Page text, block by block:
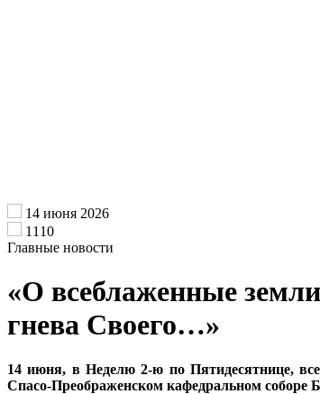
14 июня 2026
1110
Главные новости
«О всеблаженные
гнева Своего…»
14 июня, в Неделю 2-ю по Пятидесятнице,
Спасо-Преображенском кафедральном соборе